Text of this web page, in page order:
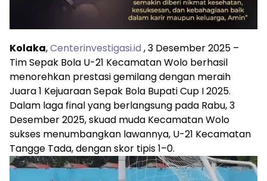
Kolaka,Centerinvestigasi.id , 3 Desember 2025 –
Tim Sepak Bola U-21 Kecamatan Wolo berhasil
menorehkan prestasi gemilang dengan meraih
Juara 1 Kejuaraan Sepak Bola Bupati Cup I 2025.
Dalam laga final yang berlangsung pada Rabu, 3
Desember 2025, skuad muda Kecamatan Wolo
sukses menumbangkan lawannya, U-21 Kecamatan
Tangge Tada, dengan skor tipis 1–0.